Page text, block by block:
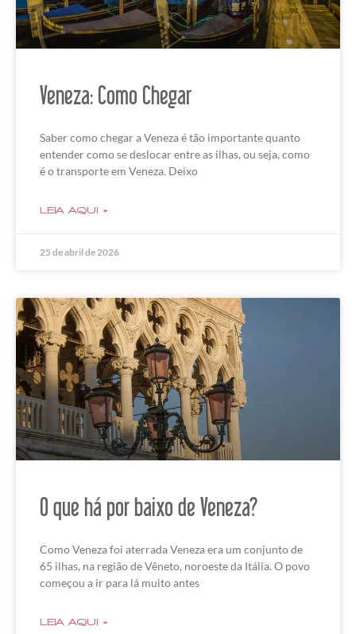
Veneza: Como Chegar
Saber como chegar a Veneza é tão importante quanto
entender como se deslocar entre as ilhas, ou seja, como
é o transporte em Veneza. Deixo
LEIA AQUI »
25 de abril de 2026
O que há por baixo de Veneza?
Como Veneza foi aterrada Veneza era um conjunto de
65 ilhas, na região de Vêneto, noroeste da Itália. O povo
começou a ir para lá muito antes
LEIA AQUI »